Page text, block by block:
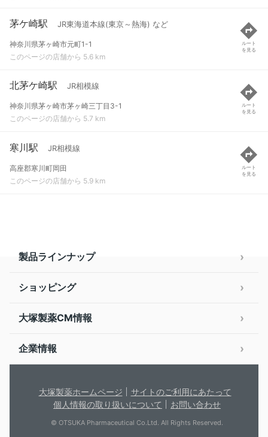
茅ケ崎駅 JR東海道本線(東京～熱海) など
神奈川県茅ヶ崎市元町1-1
このページの店舗から 5.6 km
ルート
を見る
北茅ケ崎駅 JR相模線
神奈川県茅ヶ崎市茅ヶ崎三丁目3-1
このページの店舗から 5.7 km
ルート
を見る
寒川駅 JR相模線
高座郡寒川町岡田
このページの店舗から 5.9 km
ルート
を見る
製品ラインナップ
ショッピング
大塚製薬CM情報
企業情報
大塚製薬ホームページ
サイトのご利用にあたって
個人情報の取り扱いについて
お問い合わせ
© OTSUKA Pharmaceutical Co.Ltd. All Rights Reserved.